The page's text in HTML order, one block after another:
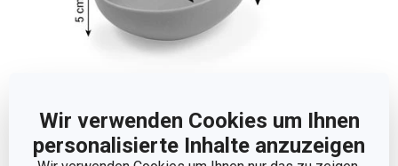
Wir verwenden Cookies um Ihnen
personalisierte Inhalte anzuzeigen
Abmessungen